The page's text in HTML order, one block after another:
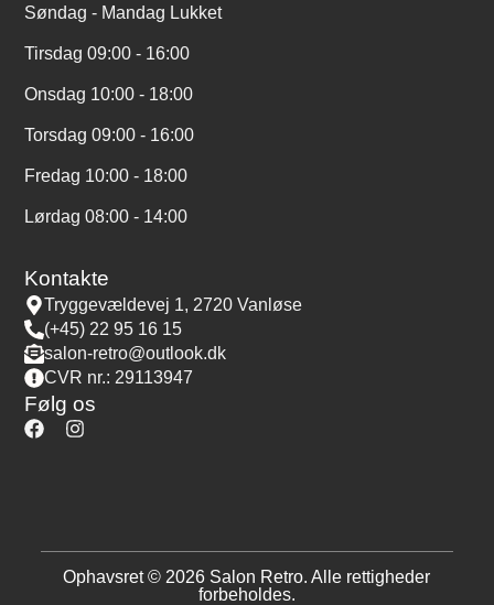
Søndag - Mandag Lukket
Tirsdag 09:00 - 16:00
Onsdag 10:00 - 18:00
Torsdag 09:00 - 16:00
Fredag 10:00 - 18:00
Lørdag 08:00 - 14:00
Kontakte
Tryggevældevej 1, 2720 Vanløse
(+45) 22 95 16 15
salon-retro@outlook.dk
CVR nr.: 29113947
Følg os
Ophavsret © 2026 Salon Retro. Alle rettigheder
forbeholdes.